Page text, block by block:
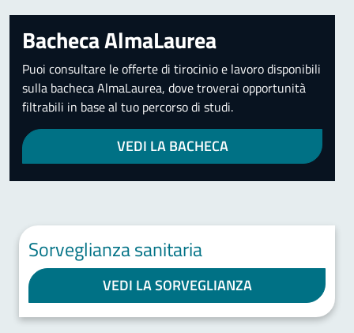
Bacheca AlmaLaurea
Puoi consultare le offerte di tirocinio e lavoro disponibili
sulla bacheca AlmaLaurea, dove troverai opportunità
filtrabili in base al tuo percorso di studi.
VEDI LA BACHECA
Sorveglianza sanitaria
VEDI LA SORVEGLIANZA